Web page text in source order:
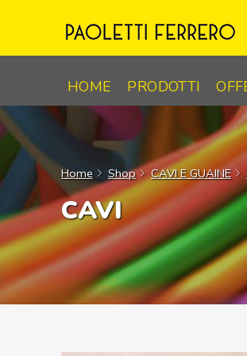
HOME PRODOTTI
Home Shop CAVI E GUAINE
CAVI